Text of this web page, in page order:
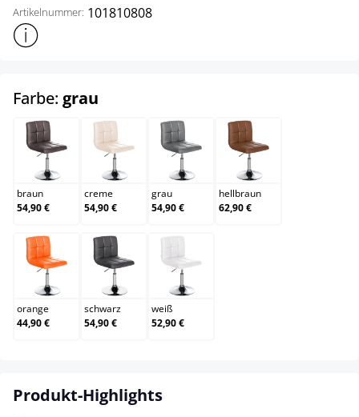
Artikelnummer: 101810808
Weitere Produktinformationen anzeigen
Farbe: grau
braun
braun
54,90 €
creme
creme
54,90 €
grau
grau
54,90 €
hellbraun
hellbraun
62,90 €
orange
orange
44,90 €
schwarz
schwarz
54,90 €
weiß
weiß
52,90 €
Produkt-Highlights